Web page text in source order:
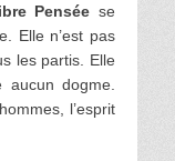
Pensée se
Elle n’est pas
les partis. Elle
aucun dogme.
l’esprit